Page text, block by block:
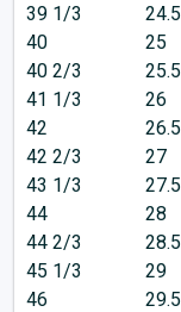
39 1/3
24.5
40
25
40 2/3
25.5
41 1/3
26
42
26.5
42 2/3
27
43 1/3
27.5
44
28
44 2/3
28.5
45 1/3
29
46
29.5